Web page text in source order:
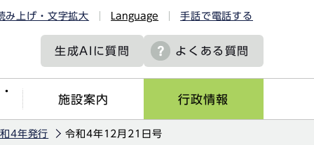
み上げ・文字拡大 Language 手話で電話する
生成AIに質問 よくある質問
施設案内 行政情報
4年発行 令和4年12月21日号